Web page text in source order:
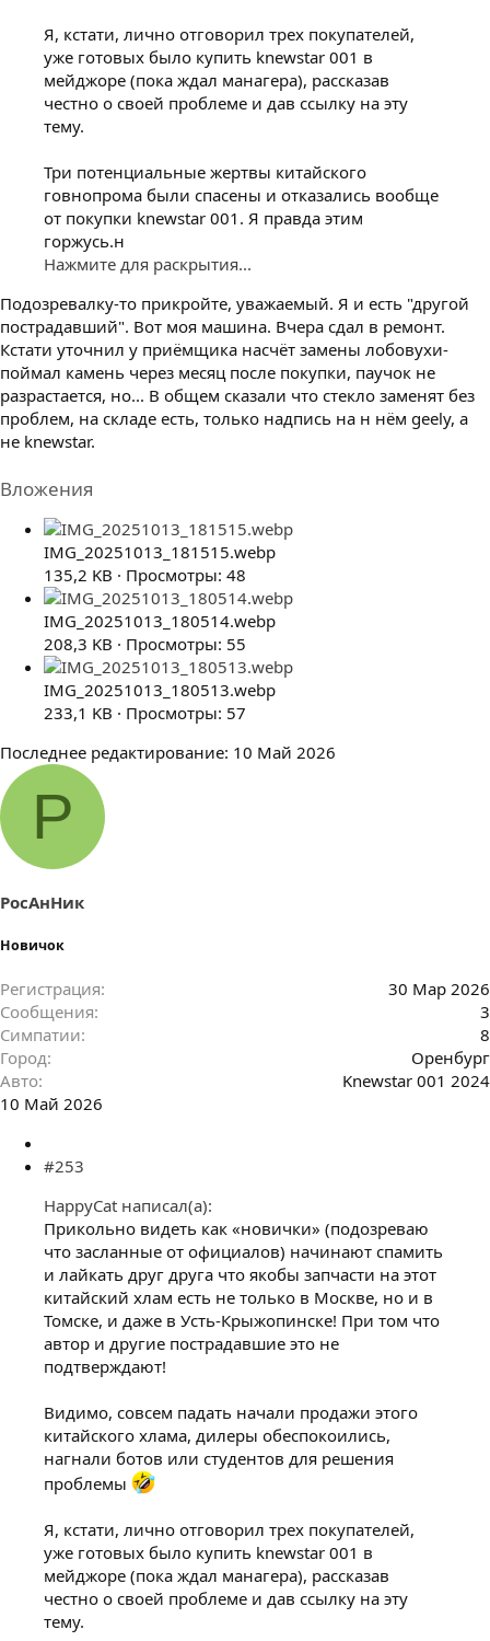
Я, кстати, лично отговорил трех покупателей,
уже готовых было купить knewstar 001 в
мейджоре (пока ждал манагера), рассказав
честно о своей проблеме и дав ссылку на эту
тему.
Три потенциальные жертвы китайского
говнопрома были спасены и отказались вообще
от покупки knewstar 001. Я правда этим
горжусь.н
Нажмите для раскрытия...
Подозревалку-то прикройте, уважаемый. Я и есть "другой
пострадавший". Вот моя машина. Вчера сдал в ремонт.
Кстати уточнил у приëмщика насчëт замены лобовухи-
поймал камень через месяц после покупки, паучок не
разрастается, но... В общем сказали что стекло заменят без
проблем, на складе есть, только надпись на н нëм geely, а
не knewstar.
Вложения
IMG_20251013_181515.webp
135,2 KB · Просмотры: 48
IMG_20251013_180514.webp
208,3 KB · Просмотры: 55
IMG_20251013_180513.webp
233,1 KB · Просмотры: 57
Последнее редактирование: 10 Май 2026
Р
РосАнНик
Новичок
Регистрация
30 Мар 2026
Сообщения
3
Симпатии
8
Город
Оренбург
Авто
Knewstar 001 2024
10 Май 2026
#253
HappyCat написал(а):
Прикольно видеть как «новички» (подозреваю
что засланные от официалов) начинают спамить
и лайкать друг друга что якобы запчасти на этот
китайский хлам есть не только в Москве, но и в
Томске, и даже в Усть-Крыжопинске! При том что
автор и другие пострадавшие это не
подтверждают!
Видимо, совсем падать начали продажи этого
китайского хлама, дилеры обеспокоились,
нагнали ботов или студентов для решения
проблемы
Я, кстати, лично отговорил трех покупателей,
уже готовых было купить knewstar 001 в
мейджоре (пока ждал манагера), рассказав
честно о своей проблеме и дав ссылку на эту
тему.